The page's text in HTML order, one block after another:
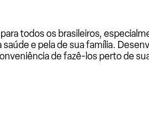
todos os brasileiros,
e pela de sua família.
de fazê-los perto de